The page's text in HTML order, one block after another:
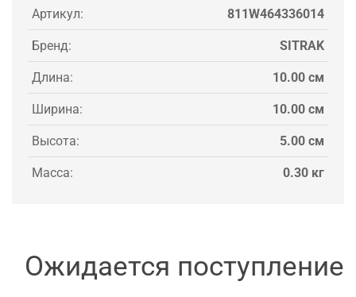
Артикул: 811W464336014
Бренд: SITRAK
Длина: 10.00 см
Ширина: 10.00 см
Высота: 5.00 см
Масса: 0.30 кг
Ожидается поступление